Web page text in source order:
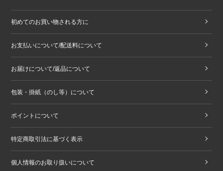
初めてのお買い物される方に
お支払いについて/配送料について
お届けについて/返品について
包装・掛紙（のし等）について
ポイントについて
特定商取引法に基づく表示
個人情報のお取り扱いについて